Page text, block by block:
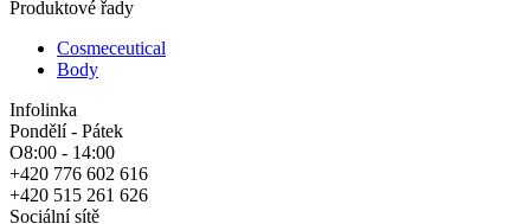
Produktové řady
Cosmeceutical
Body
Infolinka
Pondělí - Pátek
O8:00 - 14:00
+420 776 602 616
+420 515 261 626
Sociální sítě